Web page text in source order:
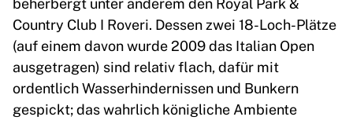
Country Club I Roveri. Dessen zwei 18-Loch-Plätze
(auf einem davon wurde 2009 das Italian Open
ausgetragen) sind relativ flach, dafür mit
ordentlich Wasserhindernissen und Bunkern
gespickt; das wahrlich königliche Ambiente